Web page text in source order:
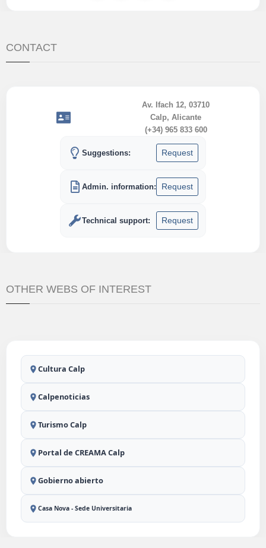
CONTACT
Av. Ifach 12, 03710
Calp, Alicante
(+34) 965 833 600
Suggestions: Request
Admin. information: Request
Technical support: Request
OTHER WEBS OF INTEREST
Cultura Calp
Calpenoticias
Turismo Calp
Portal de CREAMA Calp
Gobierno abierto
Casa Nova - Sede Universitaria